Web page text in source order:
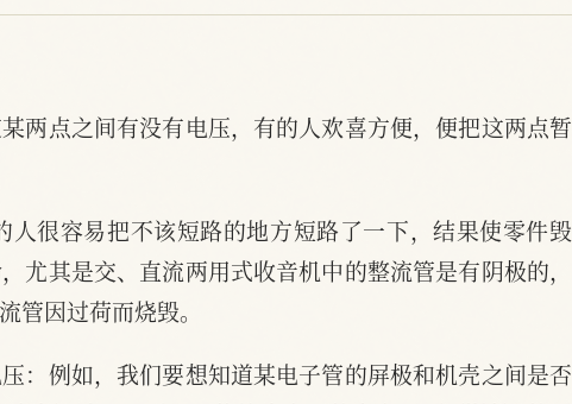
两点之间有没有电压，有的人欢喜方便，便把这两点暂
很容易把不该短路的地方短路了一下，结果使零件毁
尤其是交、直流两用式收音机中的整流管是有阴极的，
管因过荷而烧毁。
：例如，我们要想知道某电子管的屏极和机壳之间是否